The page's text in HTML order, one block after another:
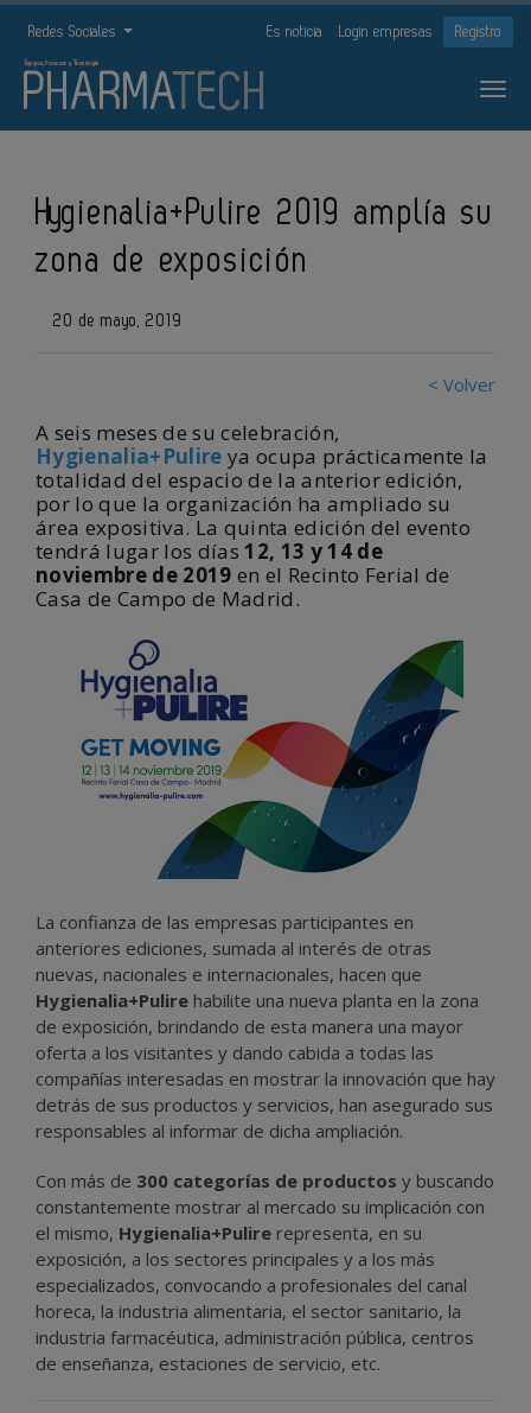
Redes Sociales Es noticia Login empresas Registro
Hygienalia+Pulire 2019 amplía su
zona de exposición
20 de mayo, 2019
< Volver
A seis meses de su celebración,
Hygienalia+Pulire ya ocupa prácticamente la
totalidad del espacio de la anterior edición,
por lo que la organización ha ampliado su
área expositiva. La quinta edición del evento
tendrá lugar los días12, 13 y 14 de
noviembre de 2019 en el Recinto Ferial de
Casa de Campo de Madrid.
La confianza de las empresas participantes en
anteriores ediciones, sumada al interés de otras
nuevas, nacionales e internacionales, hacen que
Hygienalia+Pulire habilite una nueva planta en la zona
de exposición, brindando de esta manera una mayor
oferta a los visitantes y dando cabida a todas las
compañías interesadas en mostrar la innovación que hay
detrás de sus productos y servicios, han asegurado sus
responsables al informar de dicha ampliación.
Con más de 300 categorías de productos y buscando
constantemente mostrar al mercado su implicación con
el mismo, Hygienalia+Pulire representa, en su
exposición, a los sectores principales y a los más
especializados, convocando a profesionales del canal
horeca, la industria alimentaria, el sector sanitario, la
industria farmacéutica, administración pública, centros
de enseñanza, estaciones de servicio, etc.